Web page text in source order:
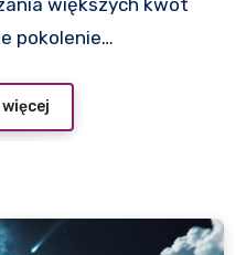
pokolenie…